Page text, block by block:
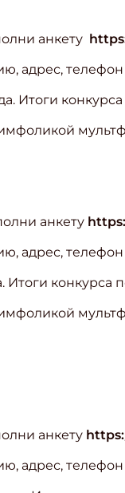
анкету
адрес,
Итоги
анкету
адрес,
Итоги конкурса
анкету
адрес,
Email